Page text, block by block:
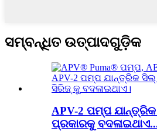
ସମ୍ବନ୍ଧିତ ଉତ୍ପାଦଗୁଡ଼ିକ
APV-2 ପମ୍ପ
ପ୍ରକାରକୁ